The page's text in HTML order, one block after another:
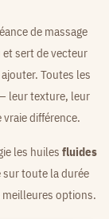
de massage
sert de vecteur
Toutes les
leur texture, leur
différence.
les huiles fluides
toute la durée
meilleures options.